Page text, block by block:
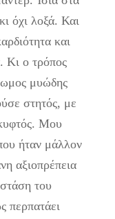
όχι λοξά. Και
και
Κι ο τρόπος
μυώδης
στητός, με
Μου
ήταν μάλλον
αξιοπρέπεια
του
περπατάει